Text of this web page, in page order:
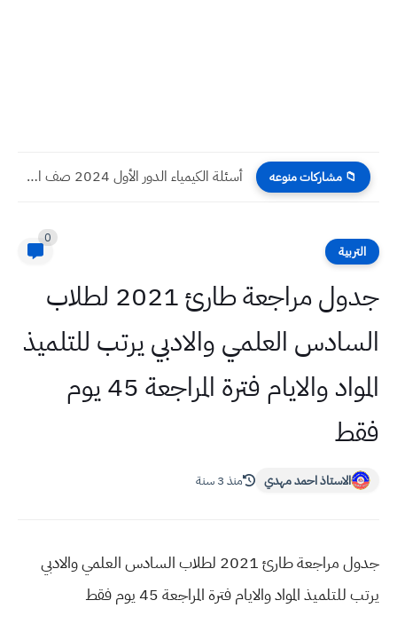
📁 مشاركات منوعه أسئلة الكيمياء الدور الأول 2024 صف الثالث المتوسط متميزين
التربية
0
جدول مراجعة طارئ 2021 لطلاب
السادس العلمي والادبي يرتب للتلميذ
المواد والايام فترة المراجعة 45 يوم
فقط
الاستاذ احمد مهدي منذ 3 سنة
جدول مراجعة طارئ 2021 لطلاب السادس العلمي والادبي
يرتب للتلميذ المواد والايام فترة المراجعة 45 يوم فقط